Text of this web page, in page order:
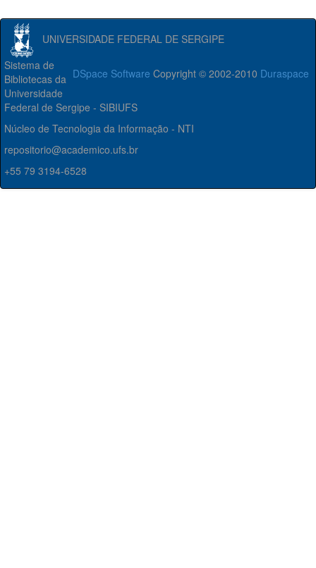
UNIVERSIDADE FEDERAL DE SERGIPE
DSpace Software Copyright © 2002-2010 Duraspace
Sistema de
Bibliotecas da
Universidade
Federal de Sergipe - SIBIUFS
Núcleo de Tecnologia da Informação - NTI
repositorio@academico.ufs.br
+55 79 3194-6528